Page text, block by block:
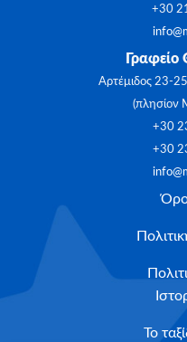
+30
Γραφείο
Αρτέμιδος 23-
(πλησίον
+30
+30
Το